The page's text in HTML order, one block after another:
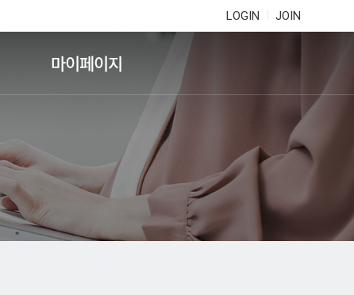
LOGIN JOIN
마이페이지